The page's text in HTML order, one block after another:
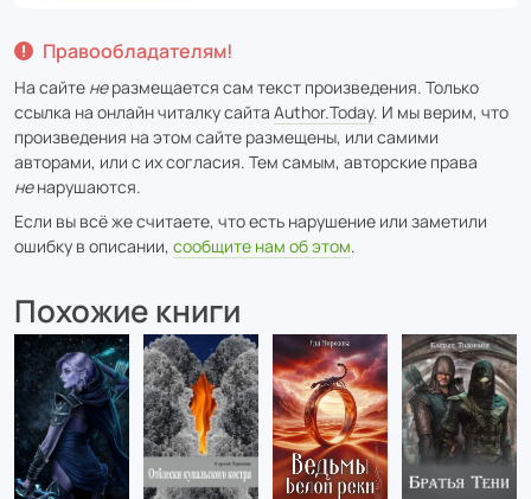
Правообладателям!
На сайте неразмещается сам текст произведения. Только
ссылка на онлайн читалку сайта Author.Today. И мы верим, что
произведения на этом сайте размещены, или самими
авторами, или с их согласия. Тем самым, авторские права
ненарушаются.
Если вы всё же считаете, что есть нарушение или заметили
ошибку в описании, сообщите нам об этом.
Похожие книги